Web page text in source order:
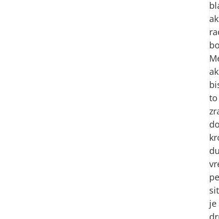
to
je